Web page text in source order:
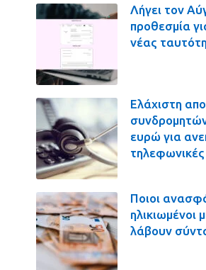
Λήγει τον
προθεσμία
νέας
Ελάχιστη
ευρώ για
τηλεφωνικές
Ποιοι
ηλικιωμένοι
λάβουν